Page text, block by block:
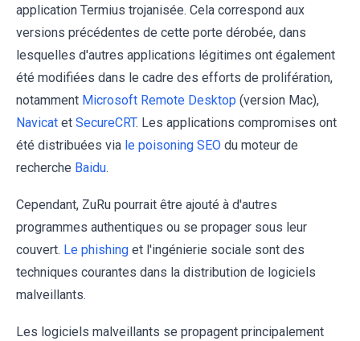
application Termius trojanisée. Cela correspond aux
versions précédentes de cette porte dérobée, dans
lesquelles d'autres applications légitimes ont également
été modifiées dans le cadre des efforts de prolifération,
notamment Microsoft Remote Desktop (version Mac),
Navicat et SecureCRT. Les applications compromises ont
été distribuées via le poisoning SEO du moteur de
recherche Baidu.
Cependant, ZuRu pourrait être ajouté à d'autres
programmes authentiques ou se propager sous leur
couvert. Le phishing et l'ingénierie sociale sont des
techniques courantes dans la distribution de logiciels
malveillants.
Les logiciels malveillants se propagent principalement